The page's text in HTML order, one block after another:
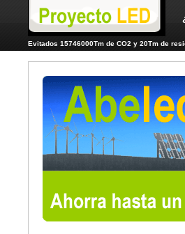
Evitados 15746000Tm de CO2 y 20Tm de